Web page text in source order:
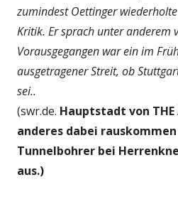
zumindest Oettinger
Kritik. Er sprach unter anderem
Vorausgegangen war ein im
ausgetragener Streit, ob
sei..
(swr.de. Hauptstadt von THE
anderes dabei
Tunnelbohrer bei
aus.)